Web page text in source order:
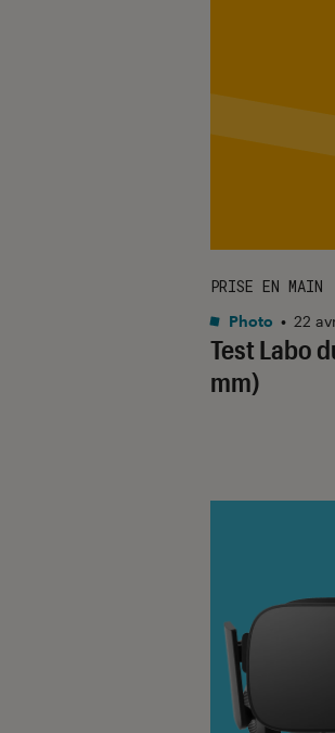
Test Labo
mm)
PRISE EN MAIN
Photo • 22